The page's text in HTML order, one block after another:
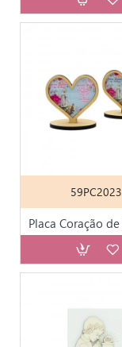
59PC2023